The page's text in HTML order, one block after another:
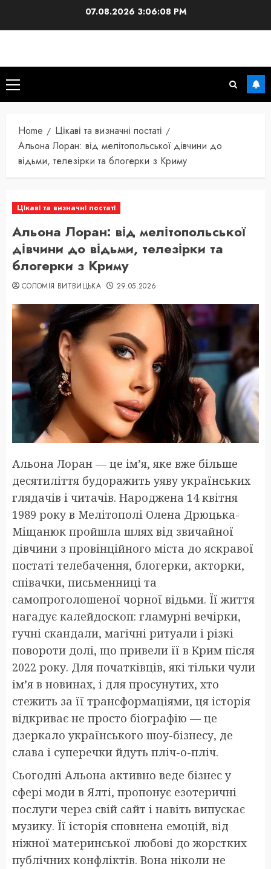
07.08.2026 3:06:10 PM
Primary
Menu
Home
Цікаві та визначні постаті
Альона Лоран: від мелітопольської дівчини до
відьми, телезірки та блогерки з Криму
Цікаві та визначні постаті
Альона Лоран: від мелітопольської
дівчини до відьми, телезірки та
блогерки з Криму
СОЛОМІЯ ВИТВИЦЬКА 29.05.2026
Альона Лоран — це ім’я, яке вже більше
десятиліття будоражить уяву українських
глядачів і читачів. Народжена 14 квітня
1989 року в Мелітополі Олена Дрюцька-
Міщанюк пройшла шлях від звичайної
дівчини з провінційного міста до яскравої
постаті телебачення, блогерки, акторки,
співачки, письменниці та
самопроголошеної чорної відьми. Її життя
нагадує калейдоскоп: гламурні вечірки,
гучні скандали, магічні ритуали і різкі
повороти долі, що привели її в Крим після
2022 року. Для початківців, які тільки чули
ім’я в новинах, і для просунутих, хто
стежить за її трансформаціями, ця історія
відкриває не просто біографію — це
дзеркало українського шоу-бізнесу, де
слава і суперечки йдуть пліч-о-пліч.
Сьогодні Альона активно веде бізнес у
сфері моди в Ялті, пропонує езотеричні
послуги через свій сайт і навіть випускає
музику. Її історія сповнена емоцій, від
ніжної материнської любові до жорстких
публічних конфліктів. Вона ніколи не